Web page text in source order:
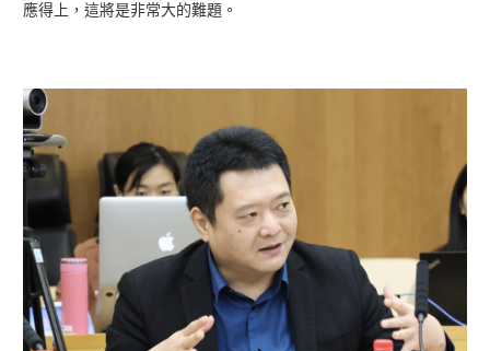
應得上，這將是非常大的難題。